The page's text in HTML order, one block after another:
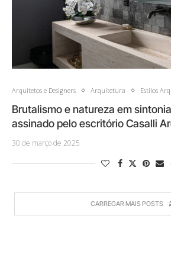
Arquitetos e Designers Arquitetura Estilos
Brutalismo e natureza em
assinado pelo escritório Casalli
30 de março de 2025
CARREGAR MAIS POSTS